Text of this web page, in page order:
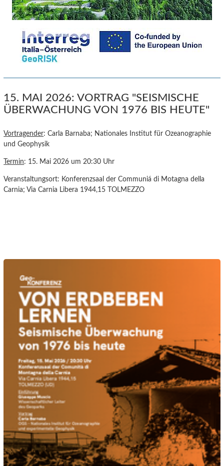
15. MAI 2026: VORTRAG "SEISMISCHE
ÜBERWACHUNG VON 1976 BIS HEUTE"
Vortragender: Carla Barnaba; Nationales Institut für Ozeanographie
und Geophysik
Termin: 15. Mai 2026 um 20:30 Uhr
Veranstaltungsort: Konferenzsaal der Communiá di Motagna della
Carnia; Via Carnia Libera 1944,15 TOLMEZZO